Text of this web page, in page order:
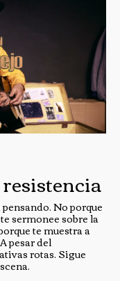
No porque
sermonee sobre la
te muestra a
pesar del
rotas. Sigue